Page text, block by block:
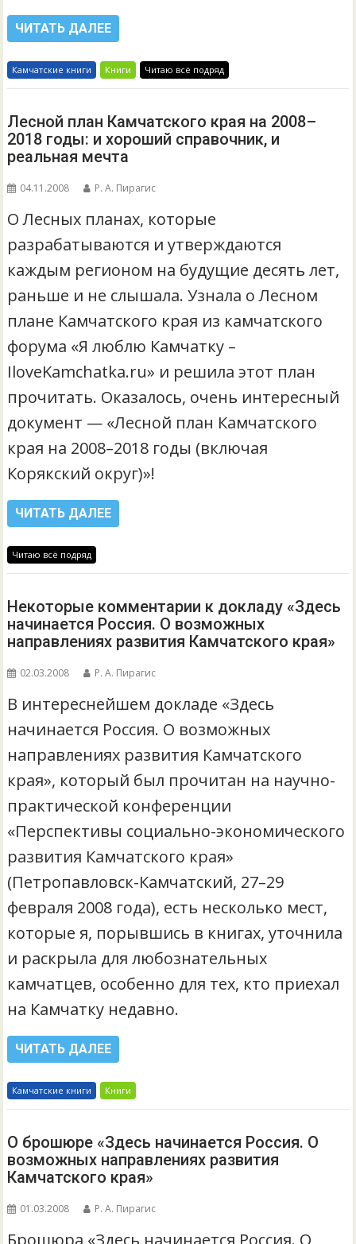
ЧИТАТЬ ДАЛЕЕ
Камчатские книги Книги Читаю всё подряд
Лесной план Камчатского края на 2008–
2018 годы: и хороший справочник, и
реальная мечта
04.11.2008 Р. А. Пирагис
О Лесных планах, которые
разрабатываются и утверждаются
каждым регионом на будущие десять лет,
раньше и не слышала. Узнала о Лесном
плане Камчатского края из камчатского
форума «Я люблю Камчатку –
IloveKamchatka.ru» и решила этот план
прочитать. Оказалось, очень интересный
документ — «Лесной план Камчатского
края на 2008–2018 годы (включая
Корякский округ)»!
ЧИТАТЬ ДАЛЕЕ
Читаю всё подряд
Некоторые комментарии к докладу «Здесь
начинается Россия. О возможных
направлениях развития Камчатского края»
02.03.2008 Р. А. Пирагис
В интереснейшем докладе «Здесь
начинается Россия. О возможных
направлениях развития Камчатского
края», который был прочитан на научно-
практической конференции
«Перспективы социально-экономического
развития Камчатского края»
(Петропавловск-Камчатский, 27–29
февраля 2008 года), есть несколько мест,
которые я, порывшись в книгах, уточнила
и раскрыла для любознательных
камчатцев, особенно для тех, кто приехал
на Камчатку недавно.
ЧИТАТЬ ДАЛЕЕ
Камчатские книги Книги
О брошюре «Здесь начинается Россия. О
возможных направлениях развития
Камчатского края»
01.03.2008 Р. А. Пирагис
Брошюра «Здесь начинается Россия. О